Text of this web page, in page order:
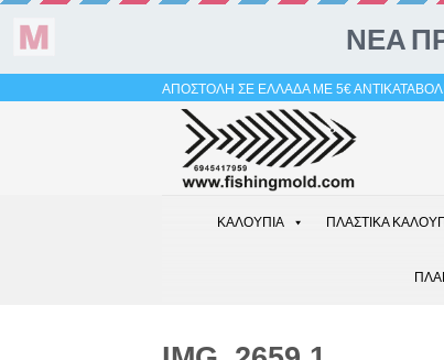
ΑΠΟΣΤΟΛΗ ΣΕ ΕΛΛΑΔΑ ΜΕ 5€
ΚΑΛΟΥΠΙΑ ΠΛΑΣΤΙΚΑ